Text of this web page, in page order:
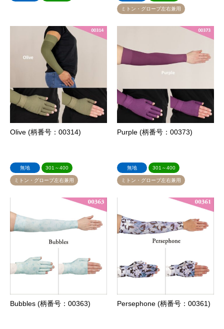
ミトン・グローブ左右兼用
Olive (柄番号：00314)
無地 301～400
ミトン・グローブ左右兼用
Purple (柄番号：00373)
無地 301～400
ミトン・グローブ左右兼用
Bubbles (柄番号：00363) Persephone (柄番号：00361)